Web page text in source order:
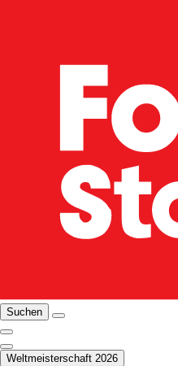
Suchen
Weltmeisterschaft 2026